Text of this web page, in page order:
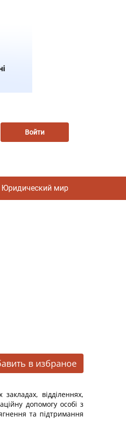
Войти
Юридический мир
в избраное
відділеннях,
допомогу особі з
та підтримання